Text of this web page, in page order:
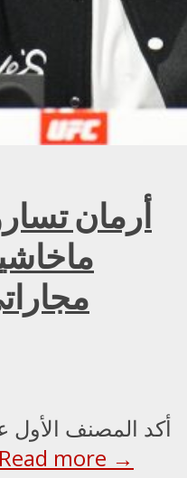
أرمان
أكد المصنف الأول
Read more →